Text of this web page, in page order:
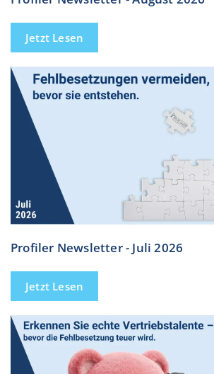
Jetzt Lesen
Profiler Newsletter - Juli 2026
Jetzt Lesen